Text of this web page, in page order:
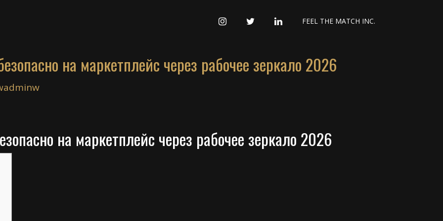
INSTAGRAMTWITTERLINKEDINFEEL THE MATCH INC.
на маркетплейс через рабочее зеркало 2026
на маркетплейс через рабочее зеркало 2026